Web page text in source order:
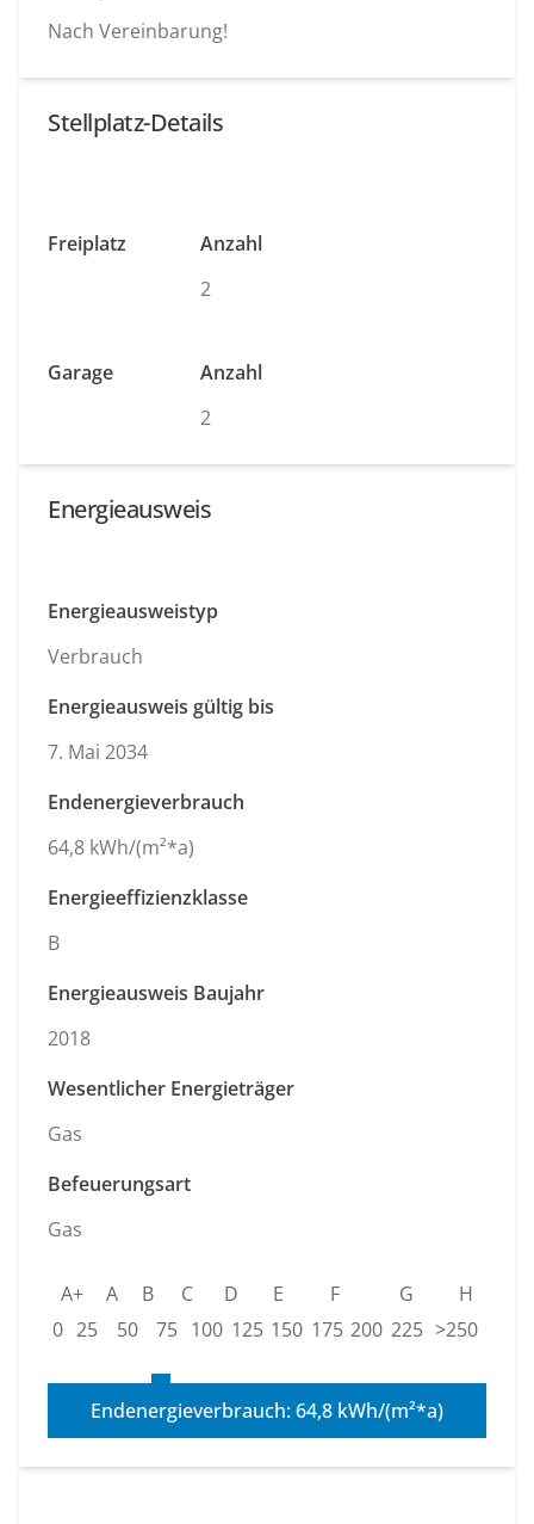
Nach Vereinbarung!
Stellplatz-Details
Freiplatz
Anzahl
2
Garage
Anzahl
2
Energieausweis
Energieausweistyp
Verbrauch
Energieausweis gültig bis
7. Mai 2034
Endenergieverbrauch
64,8 kWh/(m²*a)
Energieeffizienzklasse
B
Energieausweis Baujahr
2018
Wesentlicher Energieträger
Gas
Befeuerungsart
Gas
A+ A B C D E F G
H
0 25 50 75 100 125 150 175 200 225 >250
Endenergieverbrauch: 64,8 kWh/(m²*a)